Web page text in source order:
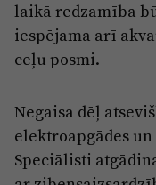
laikā redzamība
iespējama arī
ceļu posmi.
Negaisa dēļ
elektroapgādes
Speciālisti